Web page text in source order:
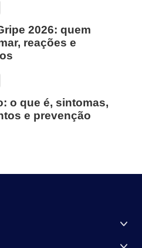
2026: quem
reações e
o que é, sintomas,
e prevenção